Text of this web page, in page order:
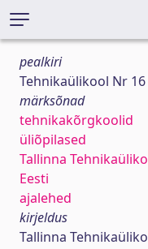
pealkiri
Tehnikaülikool Nr 16
märksõnad
tehnikakõrgkoolid
üliõpilased
Tallinna
Eesti
ajalehed
kirjeldus
Tallinna